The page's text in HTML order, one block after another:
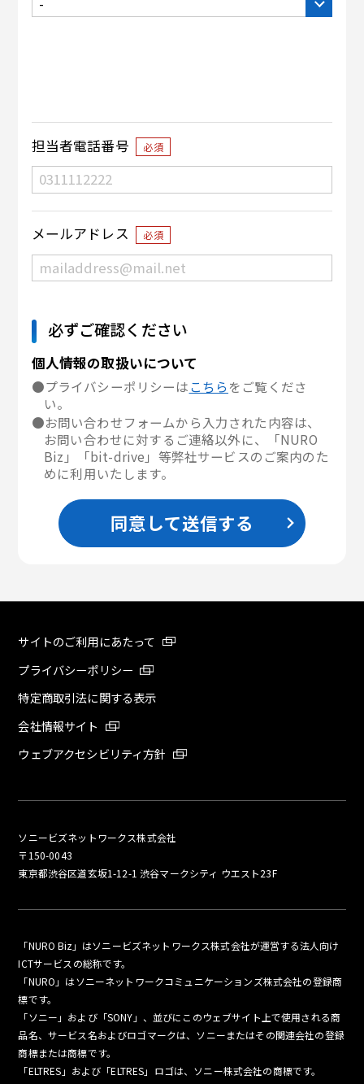
担当者電話番号 必須
メールアドレス 必須
必ずご確認ください
個人情報の取扱いについて
●プライバシーポリシーはこちらをご覧くださ
い。
●お問い合わせフォームから入力された内容は、
お問い合わせに対するご連絡以外に、「NURO
Biz」「bit-drive」等弊社サービスのご案内のた
めに利用いたします。
同意して送信する
サイトのご利用にあたって
プライバシーポリシー
特定商取引法に関する表示
会社情報サイト
ウェブアクセシビリティ方針
ソニービズネットワークス株式会社
〒150-0043
東京都渋谷区道玄坂1-12-1 渋谷マークシティ ウエスト23F
「NURO Biz」はソニービズネットワークス株式会社が運営する法人向け
ICTサービスの総称です。
「NURO」はソニーネットワークコミュニケーションズ株式会社の登録商
標です。
「ソニー」および「SONY」、並びにこのウェブサイト上で使用される商
品名、サービス名およびロゴマークは、ソニーまたはその関連会社の登録
商標または商標です。
「ELTRES」および「ELTRES」ロゴは、ソニー株式会社の商標です。